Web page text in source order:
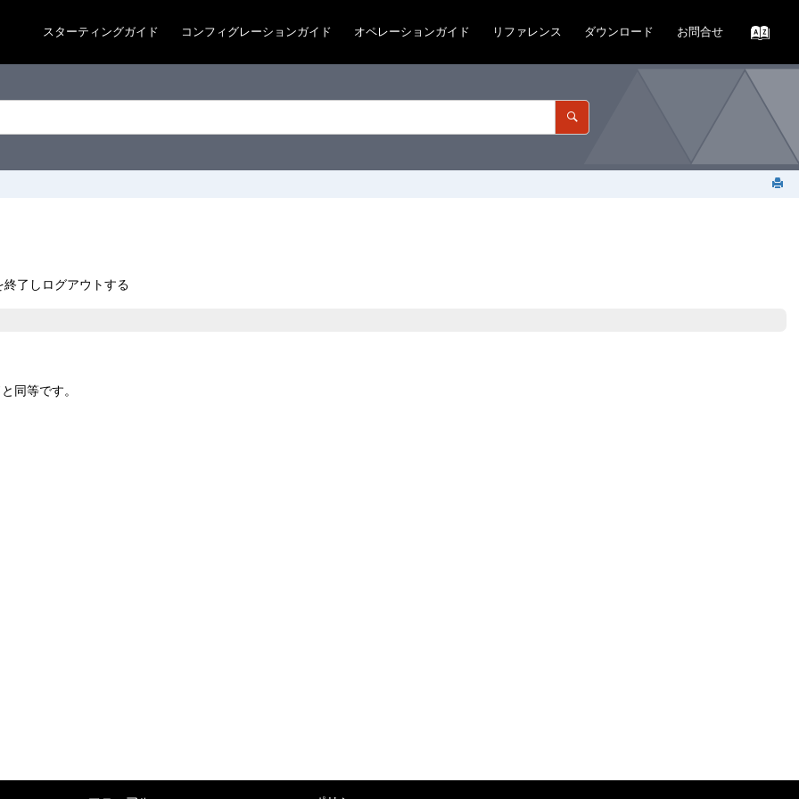
スターティングガイド コンフィグレーションガイド オペレーションガイド リファレンス ダウンロード お問合せ
終了しログアウトする
同等です。